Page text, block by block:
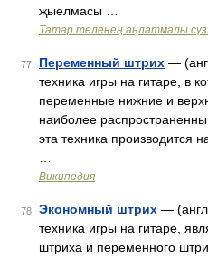
җыелмасы …
Татар теленең аңлатмалы
77 Переменный штрих —
техника игры на гитаре, в
переменные нижние и
наиболее
эта техника производится
Википедия
78 Экономный штрих —
техника игры на гитаре,
штриха и переменного